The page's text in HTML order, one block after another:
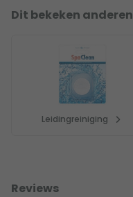
Dit bekeken anderen
Leidingreiniging
Reviews